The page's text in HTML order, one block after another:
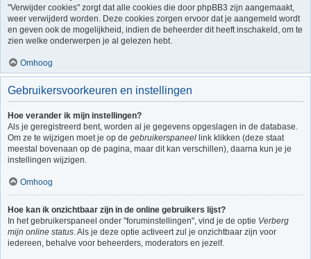
"Verwijder cookies" zorgt dat alle cookies die door phpBB3 zijn aangemaakt,
weer verwijderd worden. Deze cookies zorgen ervoor dat je aangemeld wordt
en geven ook de mogelijkheid, indien de beheerder dit heeft inschakeld, om te
zien welke onderwerpen je al gelezen hebt.
Omhoog
Gebruikersvoorkeuren en instellingen
Hoe verander ik mijn instellingen?
Als je geregistreerd bent, worden al je gegevens opgeslagen in de database.
Om ze te wijzigen moet je op de gebruikerspaneel link klikken (deze staat
meestal bovenaan op de pagina, maar dit kan verschillen), daarna kun je je
instellingen wijzigen.
Omhoog
Hoe kan ik onzichtbaar zijn in de online gebruikers lijst?
In het gebruikerspaneel onder "foruminstellingen", vind je de optie Verberg
mijn online status. Als je deze optie activeert zul je onzichtbaar zijn voor
iedereen, behalve voor beheerders, moderators en jezelf.